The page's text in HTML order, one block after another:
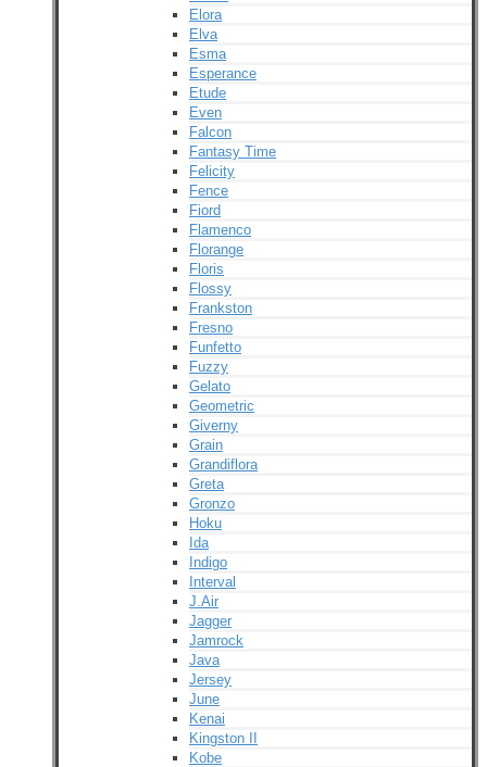
Elora
Elva
Esma
Esperance
Etude
Even
Falcon
Fantasy Time
Felicity
Fence
Fiord
Flamenco
Florange
Floris
Flossy
Frankston
Fresno
Funfetto
Fuzzy
Gelato
Geometric
Giverny
Grain
Grandiflora
Greta
Gronzo
Hoku
Ida
Indigo
Interval
J.Air
Jagger
Jamrock
Java
Jersey
June
Kenai
Kingston II
Kobe